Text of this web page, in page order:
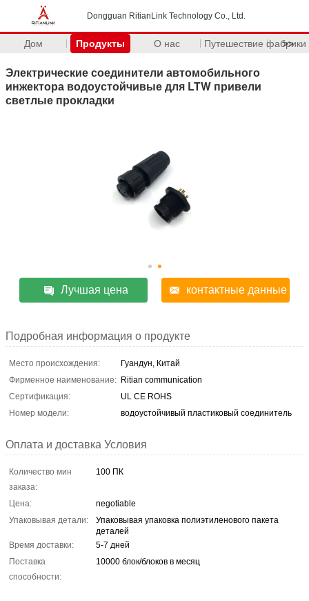
Dongguan RitianLink Technology Co., Ltd.
Дом Продукты О нас Путешествие фабрики
>>
Электрические соединители автомобильного
инжектора водоустойчивые для LTW привели
светлые прокладки
Лучшая цена контактные данные
Подробная информация о продукте
Место происхождения:
Гуандун, Китай
Фирменное наименование: Ritian communication
Сертификация:
UL CE ROHS
Номер модели:
водоустойчивый пластиковый соединитель
Оплата и доставка Условия
Количество мин
заказа:
100 ПК
Цена:
negotiable
Упаковывая детали:
Упаковывая упаковка полиэтиленового пакета
деталей
Время доставки:
5-7 дней
Поставка
способности:
10000 блок/блоков в месяц